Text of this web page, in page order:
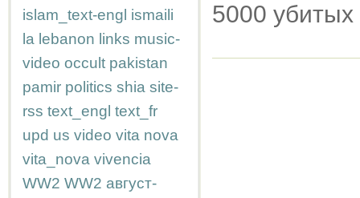
islam_text-engl ismaili
la lebanon links music-
video occult pakistan
pamir politics shia site-
rss text_engl text_fr
upd us video vita nova
vita_nova vivencia
WW2 WW2 август-
5000 убитых